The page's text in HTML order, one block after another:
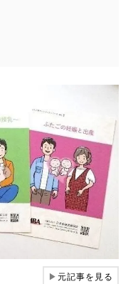
▶元記事を見る